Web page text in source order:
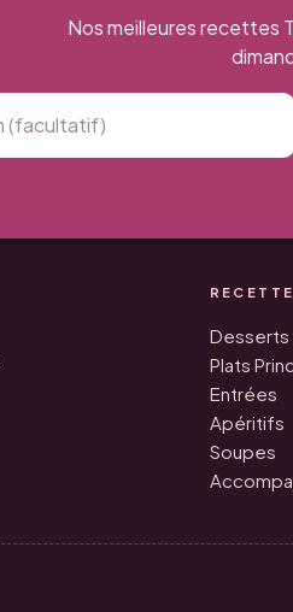
Nos meilleures recettes
Plats
Entrées
Apéritifs
Soupes